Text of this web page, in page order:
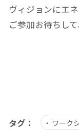
ヴィジョンにエ
ご参加お待ちし
タグ： ワーク